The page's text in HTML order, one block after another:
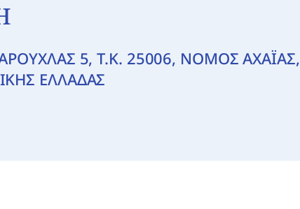
5, T.K. 25006, ΝΟΜΟΣ ΑΧΑΪΑΣ,
ΕΛΛΑΔΑΣ